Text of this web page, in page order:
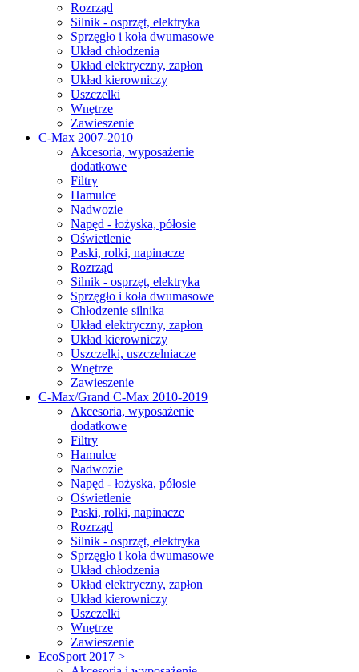
Rozrząd
Silnik - osprzęt, elektryka
Sprzęgło i koła dwumasowe
Układ chłodzenia
Układ elektryczny, zapłon
Układ kierowniczy
Uszczelki
Wnętrze
Zawieszenie
C-Max 2007-2010
Akcesoria, wyposażenie
dodatkowe
Filtry
Hamulce
Nadwozie
Napęd - łożyska, półosie
Oświetlenie
Paski, rolki, napinacze
Rozrząd
Silnik - osprzęt, elektryka
Sprzęgło i koła dwumasowe
Chłodzenie silnika
Układ elektryczny, zapłon
Układ kierowniczy
Uszczelki, uszczelniacze
Wnętrze
Zawieszenie
C-Max/Grand C-Max 2010-2019
Akcesoria, wyposażenie
dodatkowe
Filtry
Hamulce
Nadwozie
Napęd - łożyska, półosie
Oświetlenie
Paski, rolki, napinacze
Rozrząd
Silnik - osprzęt, elektryka
Sprzęgło i koła dwumasowe
Układ chłodzenia
Układ elektryczny, zapłon
Układ kierowniczy
Uszczelki
Wnętrze
Zawieszenie
EcoSport 2017 >